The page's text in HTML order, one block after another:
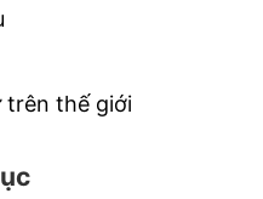
trên thế giới